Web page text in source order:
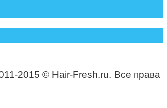
2015 © Hair-Fresh.ru. Все права